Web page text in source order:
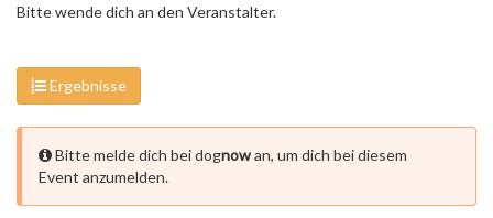
Bitte wende dich an den Veranstalter.
Ergebnisse
Bitte melde dich bei dognowan, um dich bei diesem
Event anzumelden.